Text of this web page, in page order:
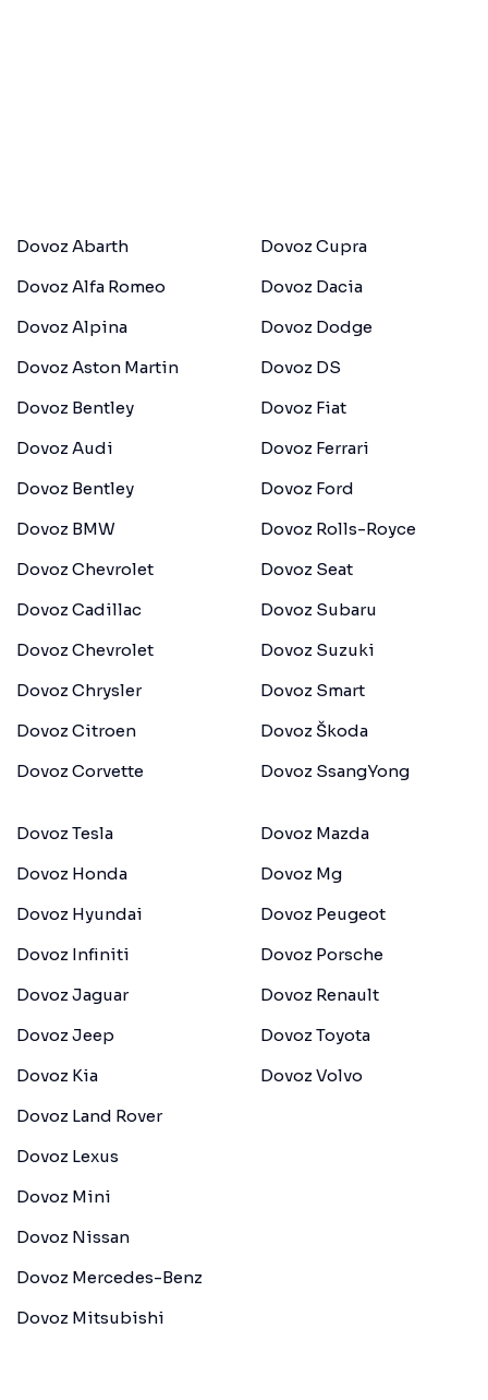
Dovoz Abarth
Dovoz Alfa Romeo
Dovoz Alpina
Dovoz Aston Martin
Dovoz Bentley
Dovoz Audi
Dovoz Bentley
Dovoz BMW
Dovoz Chevrolet
Dovoz Cadillac
Dovoz Chevrolet
Dovoz Chrysler
Dovoz Citroen
Dovoz Corvette
Dovoz Cupra
Dovoz Dacia
Dovoz Dodge
Dovoz DS
Dovoz Fiat
Dovoz Ferrari
Dovoz Ford
Dovoz Rolls-Royce
Dovoz Seat
Dovoz Subaru
Dovoz Suzuki
Dovoz Smart
Dovoz Škoda
Dovoz SsangYong
Dovoz Tesla
Dovoz Honda
Dovoz Hyundai
Dovoz Infiniti
Dovoz Jaguar
Dovoz Jeep
Dovoz Kia
Dovoz Land Rover
Dovoz Lexus
Dovoz Mini
Dovoz Nissan
Dovoz Mercedes-Benz
Dovoz Mitsubishi
Dovoz Mazda
Dovoz Mg
Dovoz Peugeot
Dovoz Porsche
Dovoz Renault
Dovoz Toyota
Dovoz Volvo